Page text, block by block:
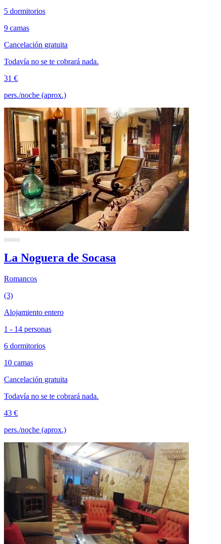
5 dormitorios
9 camas
Cancelación gratuita
Todavía no se te cobrará nada.
31 €
pers./noche (aprox.)
La Noguera de Socasa
Romancos
(3)
Alojamiento entero
1 - 14 personas
6 dormitorios
10 camas
Cancelación gratuita
Todavía no se te cobrará nada.
43 €
pers./noche (aprox.)